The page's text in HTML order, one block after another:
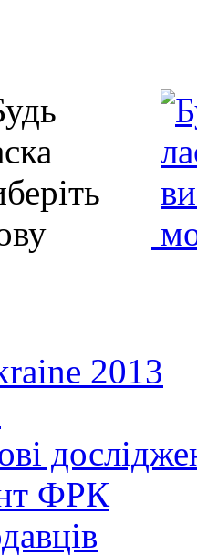
2013
ФРК